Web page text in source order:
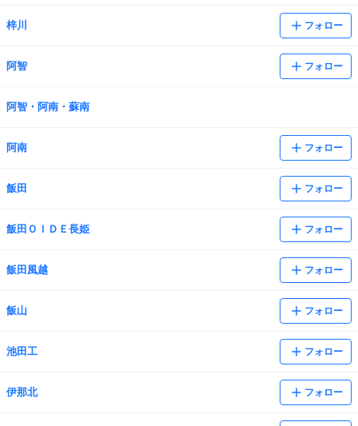
梓川 フォロー
阿智 フォロー
阿智・阿南・蘇南
阿南 フォロー
飯田 フォロー
飯田ＯＩＤＥ長姫 フォロー
飯田風越 フォロー
飯山 フォロー
池田工 フォロー
伊那北 フォロー